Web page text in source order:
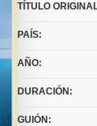
TÍTULO
PAÍS:
AÑO:
DURACIÓN:
GUIÓN: